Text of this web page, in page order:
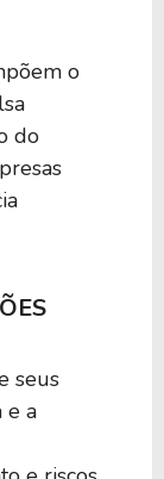
o
do
seus
e a